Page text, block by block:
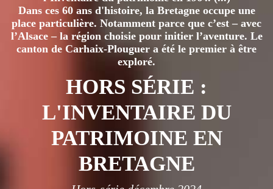
Dans ces 60 ans d'histoire, la Bretagne occupe une
place particulière. Notamment parce que c’est – avec
l’Alsace – la région choisie pour initier l’aventure. Le
canton de Carhaix-Plouguer a été le premier à être
exploré.
HORS SÉRIE :
L'INVENTAIRE DU
PATRIMOINE EN
BRETAGNE